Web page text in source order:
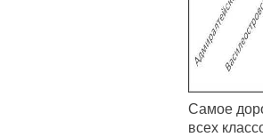
Самое
всех